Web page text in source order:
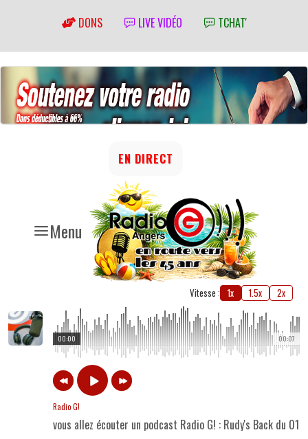
DONS LIVE VIDÉO TCHAT'
Menu
EN DIRECT
Vitesse : 1x 1.5x 2x
00:07
00:00
Radio G!
vous allez écouter un podcast Radio G! : Rudy's Back du 01